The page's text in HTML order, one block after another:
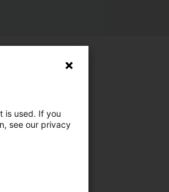
is used. If you
see our privacy